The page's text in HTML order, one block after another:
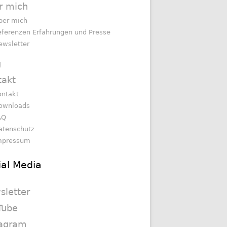
mich
mich
Erfahrungen und Presse
Media